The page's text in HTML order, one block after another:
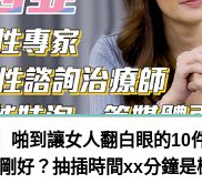
啪到讓女人翻白眼的10
好？抽插時間xx分鐘是